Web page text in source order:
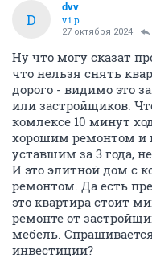
D
dvv
v.i.p.
27 октября 2024
Ну что могу сказат
что нельзя снять
дорого - видимо это
или застройщиков.
комлексе 10 минут
хорошим ремонтом и
уставшим за 3 года,
И это элитной дом с
ремонтом. Да есть
это квартира стоит
ремонте от
мебель.
инвестиции?